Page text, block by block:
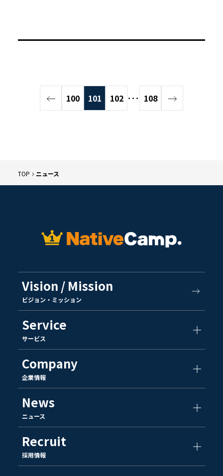
100 101 102 ･･･ 108
TOP ニュース
Vision / Mission
ビジョン・ミッション
Service
サービス
Company
企業情報
News
ニュース
Recruit
採用情報